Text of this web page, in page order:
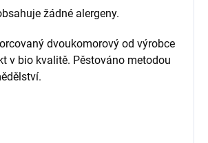
žádné alergeny.
dvoukomorový od výrobce
v bio kvalitě. Pěstováno metodou